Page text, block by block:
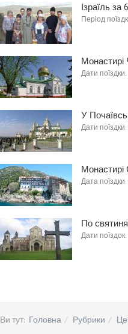
Ізраїль
Період
Дати
У
Дати
Дата поїздки:
По
Дати поїздок:
Ви тут: Головна Рубрики